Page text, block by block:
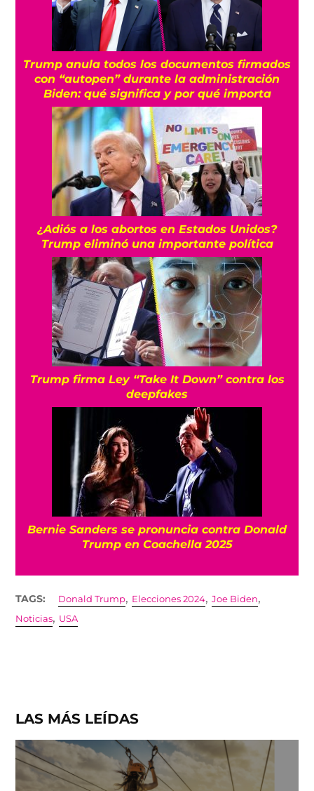
Trump anula todos los documentos firmados
con “autopen” durante la administración
Biden: qué significa y por qué importa
¿Adiós a los abortos en Estados Unidos?
Trump eliminó una importante política
Trump firma Ley “Take It Down” contra los
deepfakes
Bernie Sanders se pronuncia contra Donald
Trump en Coachella 2025
TAGS: Donald Trump, Elecciones 2024,Joe Biden,
Noticias, USA
LAS MÁS LEÍDAS